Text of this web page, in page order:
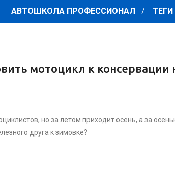
АВТОШКОЛА ПРОФЕССИОНАЛ ТЕГИ
мотоцикл к консервации
но за летом приходит осень, а за
друга к зимовке?